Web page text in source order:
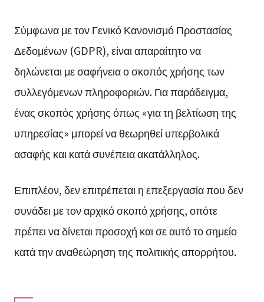
Σύμφωνα με τον Γενικό Κανονισμό Προστασίας
Δεδομένων (GDPR), είναι απαραίτητο να
δηλώνεται με σαφήνεια ο σκοπός χρήσης των
συλλεγόμενων πληροφοριών. Για παράδειγμα,
ένας σκοπός χρήσης όπως «για τη βελτίωση της
υπηρεσίας» μπορεί να θεωρηθεί υπερβολικά
ασαφής και κατά συνέπεια ακατάλληλος.
Επιπλέον, δεν επιτρέπεται η επεξεργασία που δεν
συνάδει με τον αρχικό σκοπό χρήσης, οπότε
πρέπει να δίνεται προσοχή και σε αυτό το σημείο
κατά την αναθεώρηση της πολιτικής απορρήτου.